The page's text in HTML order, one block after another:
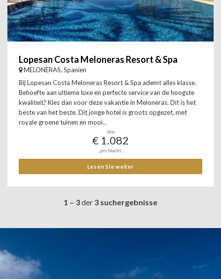
Lopesan Costa Meloneras Resort & Spa
MELONERAS, Spanien
Bij Lopesan Costa Meloneras Resort & Spa ademt alles klasse.
Behoefte aan ultieme luxe en perfecte service van de hoogste
kwaliteit? Kies dan voor deze vakantie in Meloneras. Dit is het
beste van het beste. Dit jonge hotel is groots opgezet, met
royale groene tuinen en mooi...
Von
€ 1.082
pro Nacht
Lesen Sie weiter
1 – 3der 3 suchergebnisse